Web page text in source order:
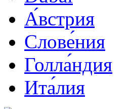
А́встрия
Слове́ния
Голла́ндия
Ита́лия